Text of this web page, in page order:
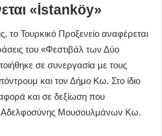
«İstanköy»
το Τουρκικό Προξενείο αναφέρεται
του «Φεστιβάλ των Δύο
σε συνεργασία με τους
και τον Δήμο Κω. Στο ίδιο
και σε δεξίωση που
Αδελφοσύνης Μουσουλμάνων Κω.